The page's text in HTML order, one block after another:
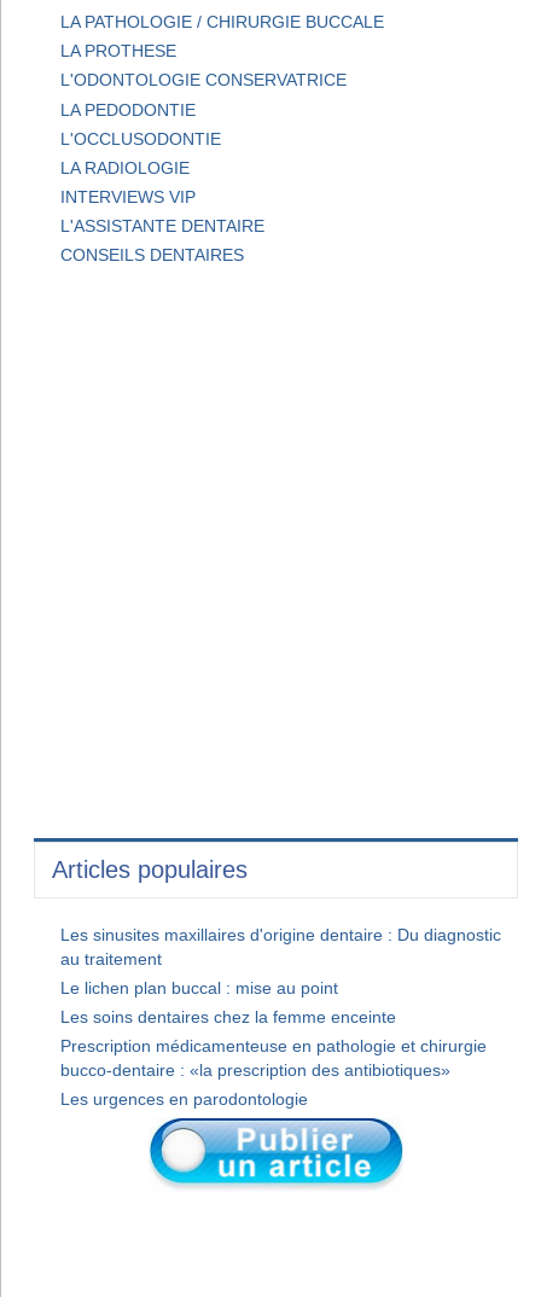
LA PATHOLOGIE / CHIRURGIE BUCCALE
LA PROTHESE
L'ODONTOLOGIE CONSERVATRICE
LA PEDODONTIE
L'OCCLUSODONTIE
LA RADIOLOGIE
INTERVIEWS VIP
L'ASSISTANTE DENTAIRE
CONSEILS DENTAIRES
Articles populaires
Les sinusites maxillaires d'origine dentaire : Du diagnostic
au traitement
Le lichen plan buccal : mise au point
Les soins dentaires chez la femme enceinte
Prescription médicamenteuse en pathologie et chirurgie
bucco-dentaire : «la prescription des antibiotiques»
Les urgences en parodontologie